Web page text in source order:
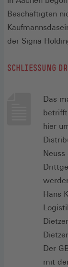
Beschäftigten
der Signa
SCHLIESSUNG
Das
hier
Hans
Der
mit